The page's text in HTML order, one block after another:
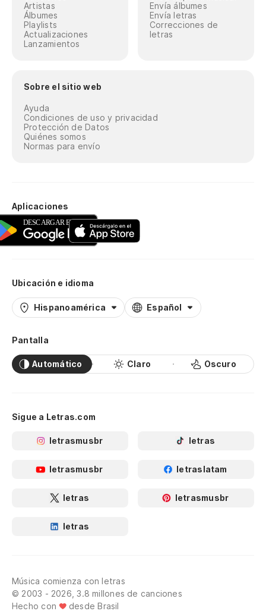
Artistas
Álbumes
Playlists
Actualizaciones
Lanzamientos
Envía álbumes
Envía letras
Correcciones de
letras
Sobre el sitio web
Ayuda
Condiciones de uso y privacidad
Protección de Datos
Quiénes somos
Normas para envío
Aplicaciones
Ubicación e idioma
Hispanoamérica Español
Pantalla
Automático Claro Oscuro
Sigue a Letras.com
letrasmusbr letras
letrasmusbr letraslatam
letras letrasmusbr
letras
Música comienza con letras
© 2003 - 2026, 3.8 millones de canciones
Hecho con
desde Brasil